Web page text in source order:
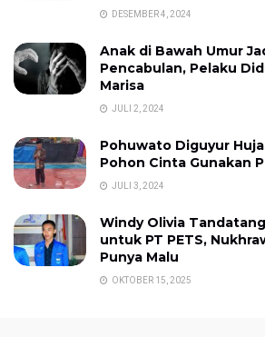
DESEMBER 4, 2024
Anak di Bawah Umur
Pencabulan, Pelaku
Marisa
JULI 2, 2024
Pohuwato Diguyur
Pohon Cinta Gunakan
JULI 3, 2024
Windy Olivia
untuk PT PETS,
Punya Malu
OKTOBER 15, 2025